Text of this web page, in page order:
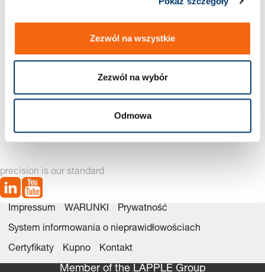
Zezwól na wszystkie
Zezwól na wybór
Odmowa
2473.02. Odklejacz kulkowy gładki
precision is our standard
Impressum WARUNKI Prywatność
System informowania o nieprawidłowościach
Certyfikaty Kupno Kontakt
Member of the LÄPPLE Group